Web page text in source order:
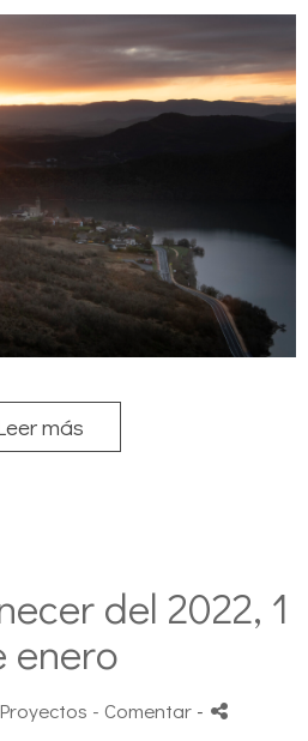
más
del 2022, 1
enero
Proyectos - Comentar -